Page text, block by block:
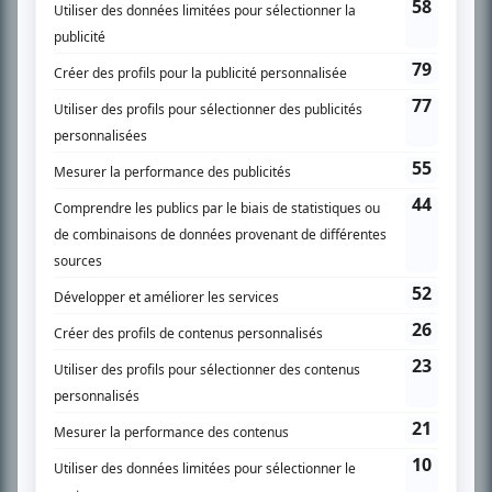
SUR LE RÉSEAU BIZZ MÉDIA
PLAN DU SITE
Accueil
Liste des oeuvres
Recherche avancée
À propos
Nous contacter
Termes et conditions
Politique de confidentialité
Gestion du consentement